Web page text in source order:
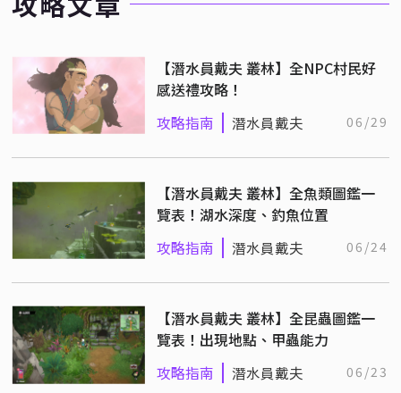
【潛水員戴夫 叢林】全NPC村民好
感送禮攻略！
攻略指南 潛水員戴夫 06/29
【潛水員戴夫 叢林】全魚類圖鑑一
覽表！湖水深度、釣魚位置
攻略指南 潛水員戴夫 06/24
【潛水員戴夫 叢林】全昆蟲圖鑑一
覽表！出現地點、甲蟲能力
攻略指南 潛水員戴夫 06/23